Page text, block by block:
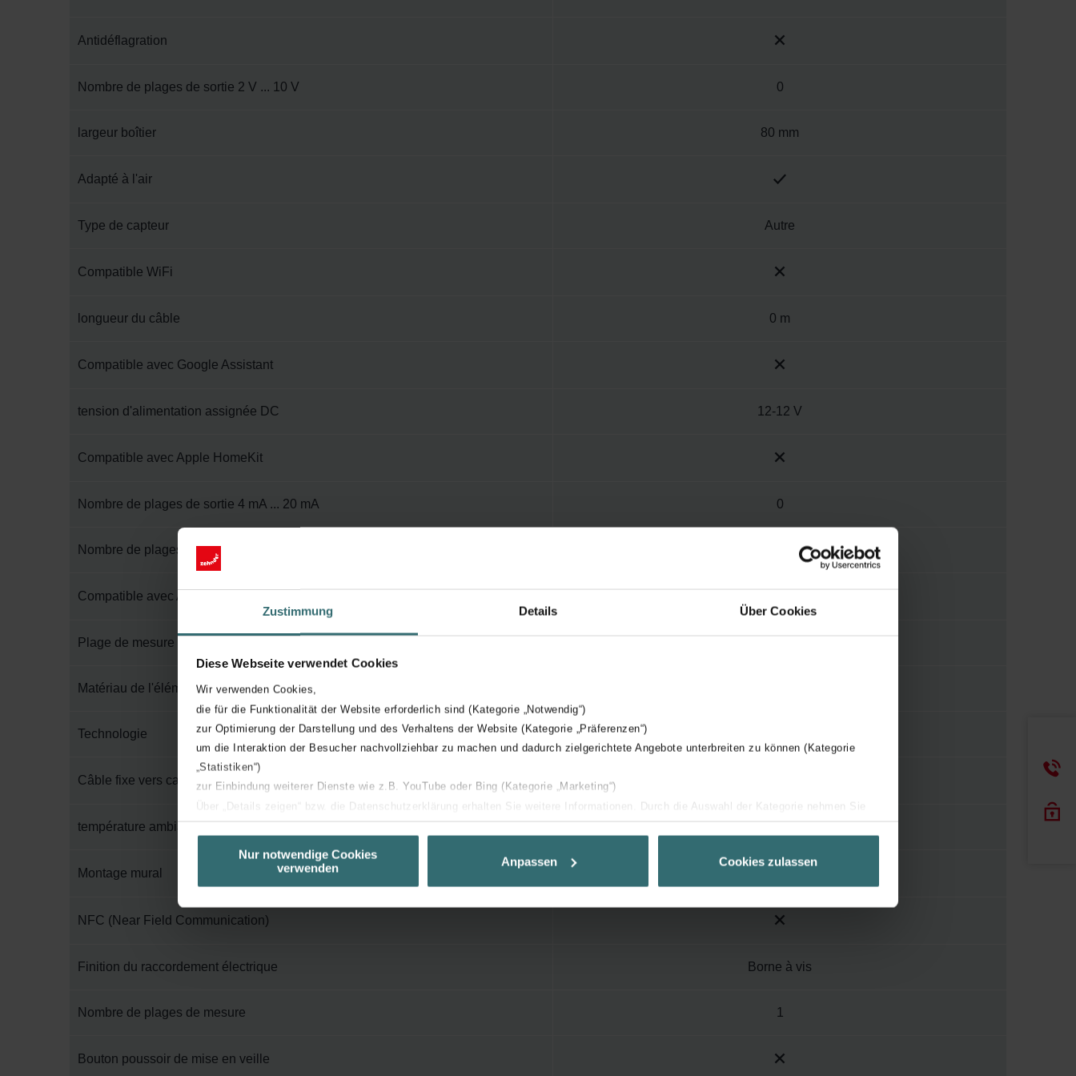
Zustimmung Details Über Cookies
Diese Webseite verwendet Cookies
Wir verwenden Cookies,
die für die Funktionalität der Website erforderlich sind (Kategorie „Notwendig“)
zur Optimierung der Darstellung und des Verhaltens der Website (Kategorie „Präferenzen“)
um die Interaktion der Besucher nachvollziehbar zu machen und dadurch zielgerichtete Angebote unterbreiten zu können (Kategorie
„Statistiken“)
zur Einbindung weiterer Dienste wie z.B. YouTube oder Bing (Kategorie „Marketing“)
Über „Details zeigen“ bzw. die Datenschutzerklärung erhalten Sie weitere Informationen. Durch die Auswahl der Kategorie nehmen Sie
unserer Website verwenden, um Ihnen die bestmögliche Nutzererfahrung zu ermöglichen und Ihnen maßgeschneiderte Informationen
basierend auf Ihren Interessen zur Verfügung zu stellen. Alle Einwilligungen können Sie selbstverständlich über einen Link in der
Datenschutzerklärung widerrufen.
Datenschutzerklärung der Zehnder Group
Zehnder Group België nv/sa: Déclarations de confidentialité
Zehnder Group France: Protection des données
Zehnder Group Italia S.r.l.: Privacy
Nur notwendige Cookies
verwenden
Anpassen Cookies zulassen
Antidéflagration
Nombre de plages de sortie 2 V ... 10 V 0
largeur boîtier 80 mm
Adapté à l'air
Type de capteur Autre
Compatible WiFi
longueur du câble 0 m
Compatible avec Google Assistant
tension d'alimentation assignée DC 12-12 V
Compatible avec Apple HomeKit
Nombre de plages de sortie 4 mA ... 20 mA 0
Nombre de plages de sortie 0 V ... 5 V
Compatible avec Amazon Alexa
Plage de mesure de l'humidité absolue de l'air
Matériau de l'élément
Technologie
Câble fixe vers capteur
température ambiante 10-40 °C
Montage mural
NFC (Near Field Communication)
Finition du raccordement électrique Borne à vis
Nombre de plages de mesure 1
Bouton poussoir de mise en veille